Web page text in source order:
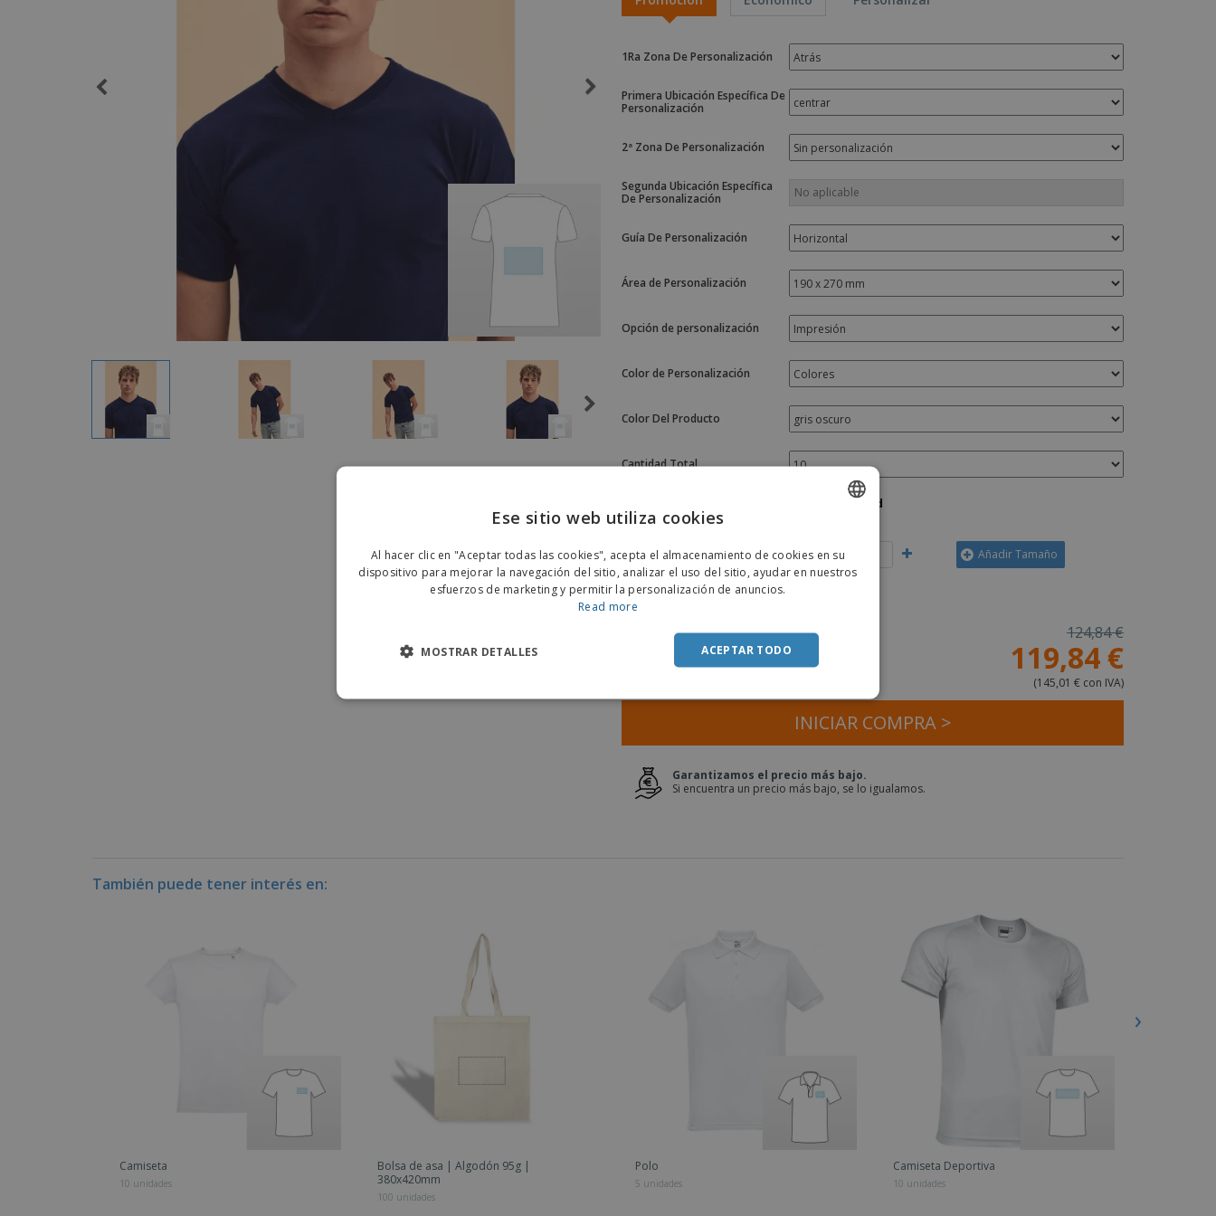
Imanes Personalizados
Etiquetas para
Impresoras
Libros y catálogos
1Ra Zona De Personalización
Primera Ubicación Específica De
Personalización
2ª Zona De Personalización
Segunda Ubicación Específica
De Personalización
Guía De Personalización
Área de Personalización
Opción de personalización
Color de Personalización
Color Del Producto
Cantidad Total
Cantidad
Añadir Tamaño
Presupuesto en línea:
124,84 €
119,84 €
(145,01 € con IVA)
INICIAR COMPRA >
Garantizamos el precio más bajo.
Si encuentra un precio más bajo, se lo igualamos.
También puede tener interés en:
Camiseta
10 unidades
Bolsa de asa | Algodón 95g |
380x420mm
100 unidades
Polo
5 unidades
Camiseta Deportiva
10 unidades
PORTUGUESE
Ese sitio web utiliza cookies
Al hacer clic en "Aceptar todas las cookies", acepta el almacenamiento de cookies en su
dispositivo para mejorar la navegación del sitio, analizar el uso del sitio, ayudar en nuestros
esfuerzos de marketing y permitir la personalización de anuncios.
Read more
ACEPTAR TODO
MOSTRAR DETALLES